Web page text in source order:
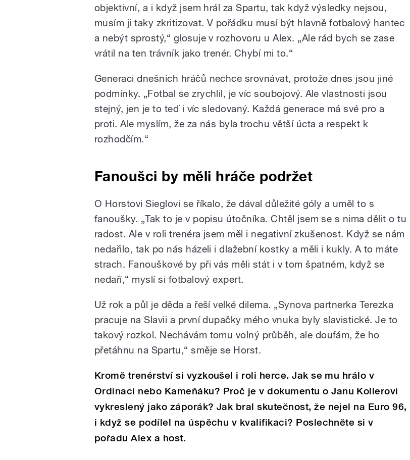
objektivní, a i když jsem hrál za Spartu, tak když výsledky nejsou,
musím ji taky zkritizovat. V pořádku musí být hlavně fotbalový hantec
a nebýt sprostý,“ glosuje v rozhovoru u Alex. „Ale rád bych se zase
vrátil na ten trávník jako trenér. Chybí mi to.“
Generaci dnešních hráčů nechce srovnávat, protože dnes jsou jiné
podmínky. „Fotbal se zrychlil, je víc soubojový. Ale vlastnosti jsou
stejný, jen je to teď i víc sledovaný. Každá generace má své pro a
proti. Ale myslím, že za nás byla trochu větší úcta a respekt k
rozhodčím.“
Fanoušci by měli hráče podržet
O Horstovi Sieglovi se říkalo, že dával důležité góly a uměl to s
fanoušky. „Tak to je v popisu útočníka. Chtěl jsem se s nima dělit o tu
radost. Ale v roli trenéra jsem měl i negativní zkušenost. Když se nám
nedařilo, tak po nás házeli i dlažební kostky a měli i kukly. A to máte
strach. Fanouškové by při vás měli stát i v tom špatném, když se
nedaří,“ myslí si fotbalový expert.
Už rok a půl je děda a řeší velké dilema. „Synova partnerka Terezka
pracuje na Slavii a první dupačky mého vnuka byly slavistické. Je to
takový rozkol. Nechávám tomu volný průběh, ale doufám, že ho
přetáhnu na Spartu,“ směje se Horst.
Kromě trenérství si vyzkoušel i roli herce. Jak se mu hrálo v
Ordinaci nebo Kameňáku? Proč je v dokumentu o Janu Kollerovi
vykreslený jako záporák? Jak bral skutečnost, že nejel na Euro 96,
i když se podílel na úspěchu v kvalifikaci? Poslechněte si v
pořadu Alex a host.